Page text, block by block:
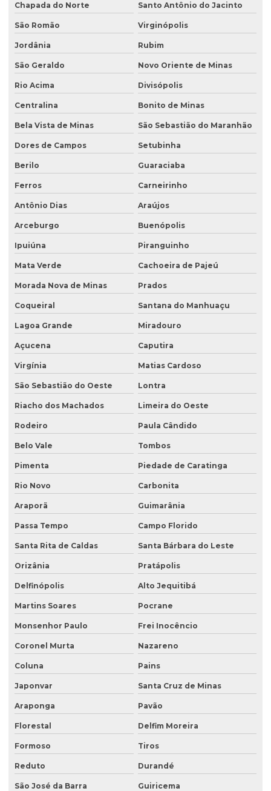
Chapada do Norte Santo Antônio do Jacinto
São Romão Virginópolis
Jordânia Rubim
São Geraldo Novo Oriente de Minas
Rio Acima Divisópolis
Centralina Bonito de Minas
Bela Vista de Minas São Sebastião do Maranhão
Dores de Campos Setubinha
Berilo Guaraciaba
Ferros Carneirinho
Antônio Dias Araújos
Arceburgo Buenópolis
Ipuiúna Piranguinho
Mata Verde Cachoeira de Pajeú
Morada Nova de Minas Prados
Coqueiral Santana do Manhuaçu
Lagoa Grande Miradouro
Açucena Caputira
Virgínia Matias Cardoso
São Sebastião do Oeste Lontra
Riacho dos Machados Limeira do Oeste
Rodeiro Paula Cândido
Belo Vale Tombos
Pimenta Piedade de Caratinga
Rio Novo Carbonita
Araporã Guimarânia
Passa Tempo Campo Florido
Santa Rita de Caldas Santa Bárbara do Leste
Orizânia Pratápolis
Delfinópolis Alto Jequitibá
Martins Soares Pocrane
Monsenhor Paulo Frei Inocêncio
Coronel Murta Nazareno
Coluna Pains
Japonvar Santa Cruz de Minas
Araponga Pavão
Florestal Delfim Moreira
Formoso Tiros
Reduto Durandé
São José da Barra Guiricema